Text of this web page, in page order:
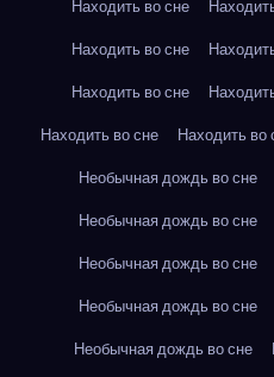
Находить во сне
Находить во сне
Находить во сне
Находить во сне
Находить во
Необычная дождь во сне
Необычная дождь во сне
Необычная дождь во сне
Необычная дождь во сне
Необычная дождь во сне